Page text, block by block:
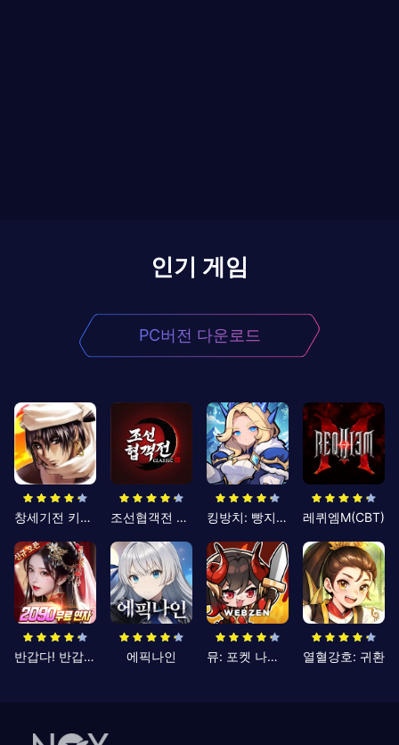
인기 게임
PC버전 다운로드
창세기전 키우기 조선협객전 클래식 킹방치: 빵지의 제왕 레퀴엠M(CBT)
반갑다! 반갑삼국지 에픽나인 뮤: 포켓 나이츠 열혈강호: 귀환